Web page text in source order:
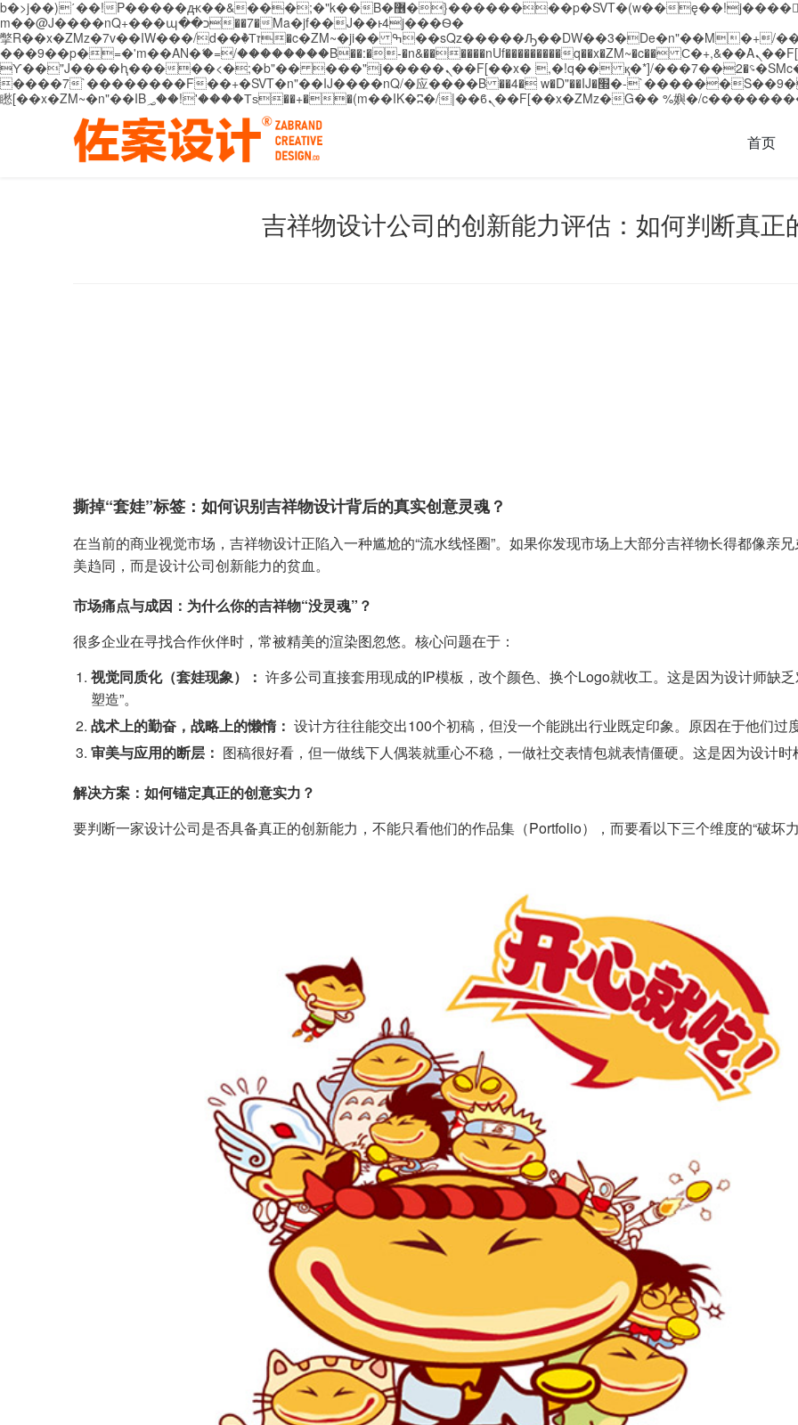
b�>j��)΄��!P�����ԫ��&���;�"k��B�޶�}��������p�SVT�(w��ę��!j������ ��x�;�-
m��@J����nQ+���պ��כ��7�Ma�jf��J��ͱ4j���Ѳ�
撆R��x�ZMz�7v��IW���/d��ٞ�Тז�c�ZM~�ji�� ߒ��sQz�����Ԡ��DW��3�De�n"��M�+/��������B��:�-�u��IJ���7j�委
���9��p�=�'m��AN�ޭ�=/��������B��:�-�n&������nUf���������q��x�ZM~�c�� Ϲ�+,&��Ὰܢ��F[��(�1�*"��
ϒ��"J����ԧ�����<�;�b"�� ���"j�����ܢ��F[��x� ,�!q�� қ�*]/���؝�2��7�SMc�s"���ޭ�DQ/�应�ܢ��F_��!� :�s"��
����7`��������F��+�SVT�n"��IJ����nQ/�应����B ��4� w�D"��IJ�׭�-`������S��9�Dr�ji��EJ߅��gJ�应��
首页
吉祥物设计公司的创新能力评估：如何判断真正
撕掉“套娃”标签：如何识别吉祥物设计背后的真实创意灵魂？
在当前的商业视觉市场，吉祥物设计正陷入一种尴尬的“流水线怪圈”。如果你发现市场上大部分吉祥物长得都像
美趋同，而是设计公司创新能力的贫血。
市场痛点与成因：为什么你的吉祥物“没灵魂”？
很多企业在寻找合作伙伴时，常被精美的渲染图忽悠。核心问题在于：
视觉同质化（套娃现象）： 许多公司直接套用现成的IP模板，改个颜色、换个Logo就收工。这是因为设计师缺
塑造”。
战术上的勤奋，战略上的懒惰： 设计方往往能交出100个初稿，但没一个能跳出行业既定印象。原因在于他们
审美与应用的断层： 图稿很好看，但一做线下人偶装就重心不稳，一做社交表情包就表情僵硬。这是因为设计
解决方案：如何锚定真正的创意实力？
要判断一家设计公司是否具备真正的创新能力，不能只看他们的作品集（Portfolio），而要看以下三个维度的“破坏